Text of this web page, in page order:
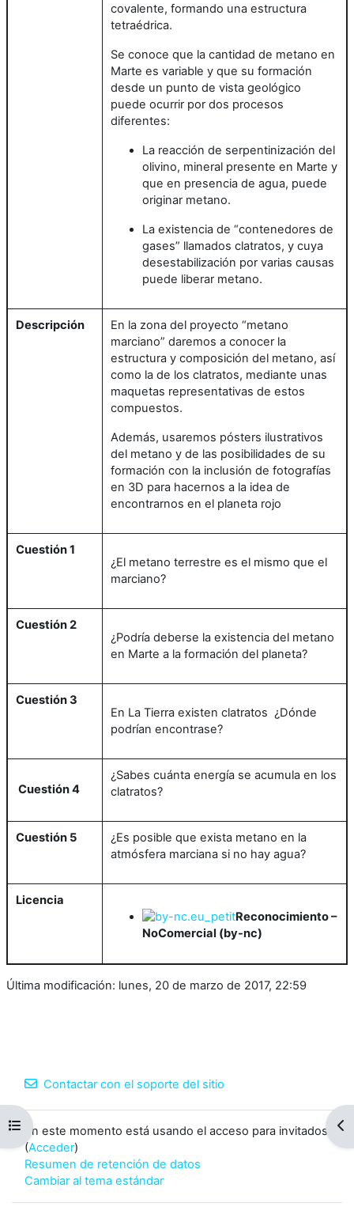
Abrir índice del curso
covalente, formando una estructura
tetraédrica.
Se conoce que la cantidad de metano en
Marte es variable y que su formación
desde un punto de vista geológico
puede ocurrir por dos procesos
diferentes:
La reacción de serpentinización del
olivino, mineral presente en Marte y
que en presencia de agua, puede
originar metano.
La existencia de “contenedores de
gases” llamados clatratos, y cuya
desestabilización por varias causas
puede liberar metano.
Descripción
En la zona del proyecto “metano
marciano” daremos a conocer la
estructura y composición del metano, así
como la de los clatratos, mediante unas
maquetas representativas de estos
compuestos.
Además, usaremos pósters ilustrativos
del metano y de las posibilidades de su
formación con la inclusión de fotografías
en 3D para hacernos a la idea de
encontrarnos en el planeta rojo
Cuestión 1
¿El metano terrestre es el mismo que el
marciano?
Cuestión 2
¿Podría deberse la existencia del metano
en Marte a la formación del planeta?
Cuestión 3
En La Tierra existen clatratos ¿Dónde
podrían encontrase?
Cuestión 4
¿Sabes cuánta energía se acumula en los
clatratos?
Cuestión 5
¿Es posible que exista metano en la
atmósfera marciana si no hay agua?
Licencia
Reconocimiento –
NoComercial (by-nc)
Última modificación: lunes, 20 de marzo de 2017, 22:59
Contactar con el soporte del sitio
En este momento está usando el acceso para invitados
(Acceder)
Resumen de retención de datos
Cambiar al tema estándar